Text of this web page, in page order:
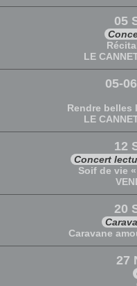
05
LE
05-
Rendre
LE
12
Concert
Soif de vie
20
Caravane
27